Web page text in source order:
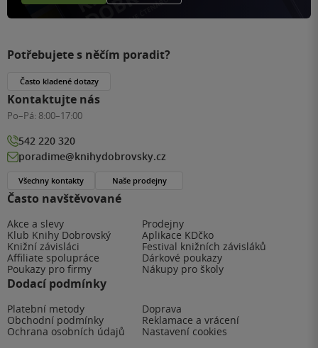
Často navštěvované
Akce a slevy
Prodejny
Klub Knihy Dobrovský
Aplikace KDčko
Knižní závisláci
Festival knižních závisláků
Affiliate spolupráce
Dárkové poukazy
Poukazy pro firmy
Nákupy pro školy
Dodací podmínky
Platební metody
Doprava
Obchodní podmínky
Reklamace a vrácení
Ochrana osobních údajů
Nastavení cookies
Potřebujete s něčím poradit?
Často kladené dotazy
Kontaktujte nás
Po–Pá: 8:00–17:00
542 220 320
poradime@knihydobrovsky.cz
Všechny kontakty Naše prodejny